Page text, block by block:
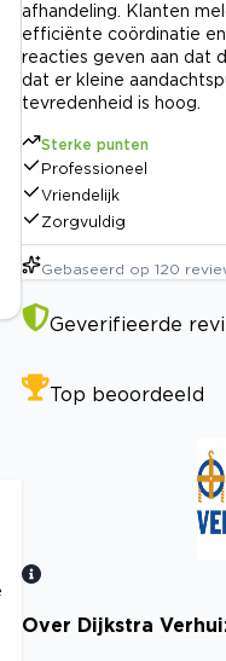
afhandeling. Klanten
efficiënte coördinatie
reacties geven aan dat
dat er kleine
tevredenheid is hoog.
Sterke punten
Professioneel
Vriendelijk
Zorgvuldig
Gebaseerd op 120
Geverifieerde
Top beoordeeld
Bekijk
Over Dijkstra